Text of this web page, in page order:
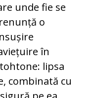
unde fie se
o
în
lipsa
combinată cu